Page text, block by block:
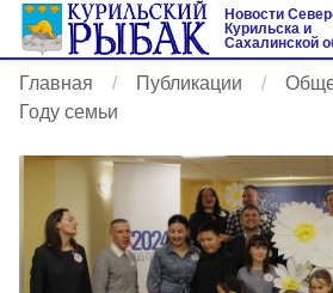
Новости
Курильска и
Сахалинской
Главная Публикации
Году семьи